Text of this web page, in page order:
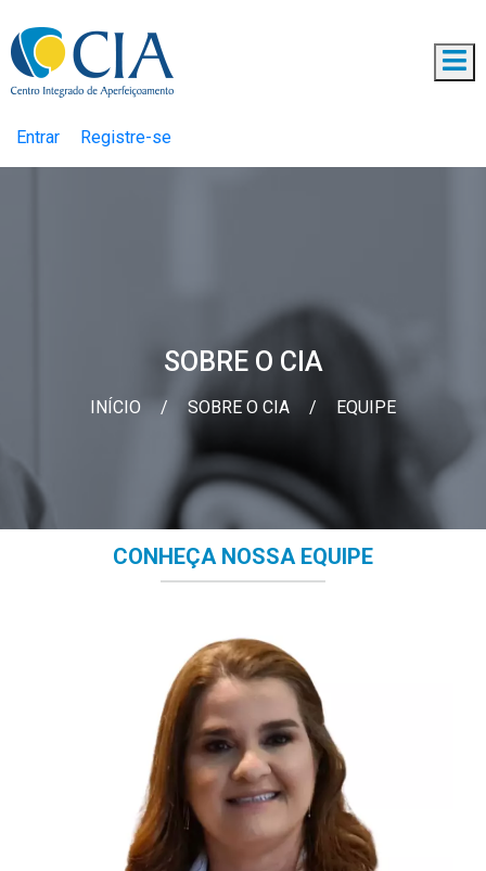
Entrar Registre-se
SOBRE O CIA
INÍCIO / SOBRE O CIA / EQUIPE
CONHEÇA NOSSA EQUIPE